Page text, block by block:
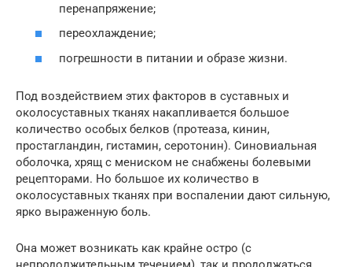
перенапряжение;
переохлаждение;
погрешности в питании и образе жизни.
Под воздействием этих факторов в суставных и
околосуставных тканях накапливается большое
количество особых белков (протеаза, кинин,
простагландин, гистамин, серотонин). Синовиальная
оболочка, хрящ с мениском не снабжены болевыми
рецепторами. Но большое их количество в
околосуставных тканях при воспалении дают сильную,
ярко выраженную боль.
Она может возникать как крайне остро (с